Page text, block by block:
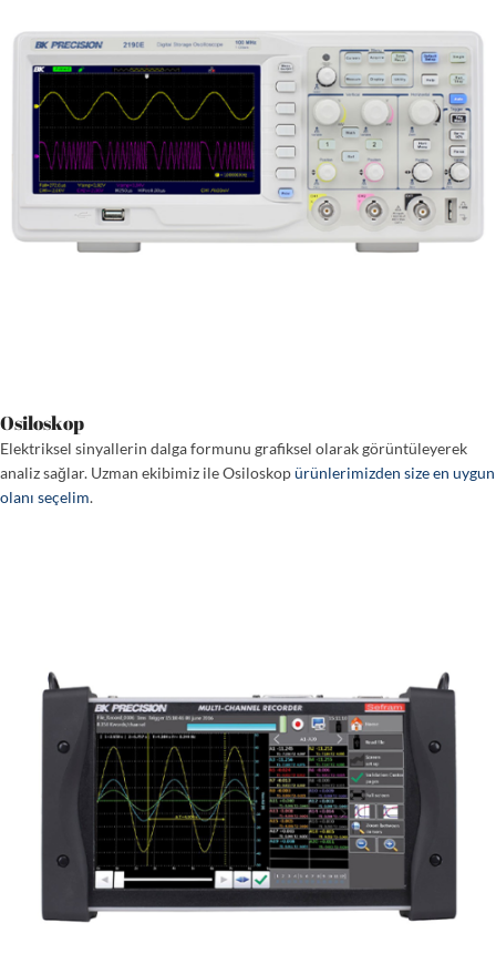
Osiloskop
Elektriksel sinyallerin dalga formunu grafiksel olarak görüntüleyerek
analiz sağlar. Uzman ekibimiz ile Osiloskopürünlerimizden size en uygun
olanı seçelim.